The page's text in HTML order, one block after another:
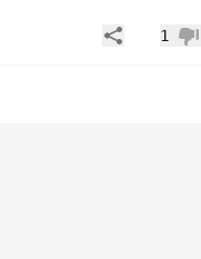
عدم إعجاب
1 مشاركة